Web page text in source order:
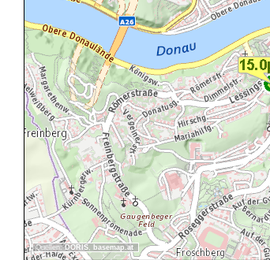
Quellen:DORIS, basemap.at